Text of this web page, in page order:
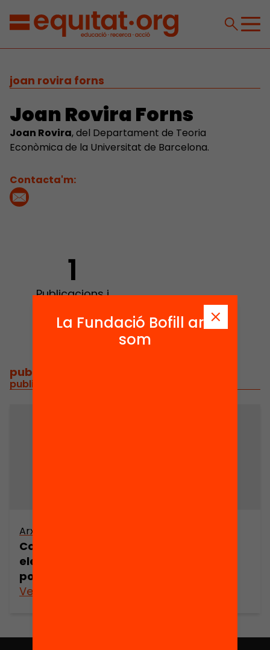
joan rovira forns
Joan Rovira Forns
Joan Rovira, del Departament de Teoria
Econòmica de la Universitat de Barcelona.
Contacta'm:
1
Publicacions i
publicacions i vídeos
publicacions i vídeos relacionats
Arxiu
Conducta individual, assegurament i
elecció col.lectiva: una aplicació a la
política sanitària
Veure’n més
La Fundació Bofill ara
som